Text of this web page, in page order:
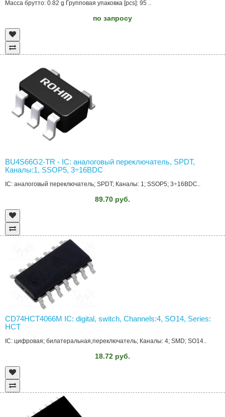
Масса брутто: 0.82 g Групповая упаковка [pcs]: 95 ..
по запросу
BU4S66G2-TR - IC: аналоговый переключатель, SPDT,
Каналы:1, SSOP5, 3÷16ВDC
IC: аналоговый переключатель; SPDT; Каналы: 1; SSOP5; 3÷16ВDC..
89.70 руб.
CD74HCT4066M IC: digital, switch, Channels:4, SO14, Series:
HCT
IC: цифровая; билатеральная,переключатель; Каналы: 4; SMD; SO14..
18.72 руб.